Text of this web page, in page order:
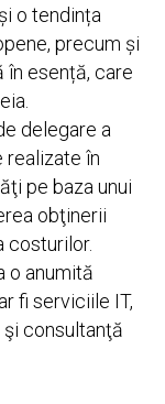
o tendința
precum și
în esență, care
delegare a
realizate în
pe baza unui
obţinerii
costurilor.
o anumită
fi serviciile IT,
consultanţă